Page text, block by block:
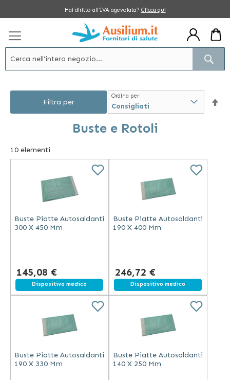
Hai diritto all’IVA agevolata? Clicca qui
Buste e Rotoli
10 elementi
Ordina per
Buste Piatte Autosaldanti
300 X 450 Mm
145,08 €
Dispositivo medico
Buste Piatte Autosaldanti
190 X 400 Mm
246,72 €
Spedizione gratuita
Dispositivo medico
Buste Piatte Autosaldanti
190 X 330 Mm
Buste Piatte Autosaldanti
140 X 250 Mm
Filtra per